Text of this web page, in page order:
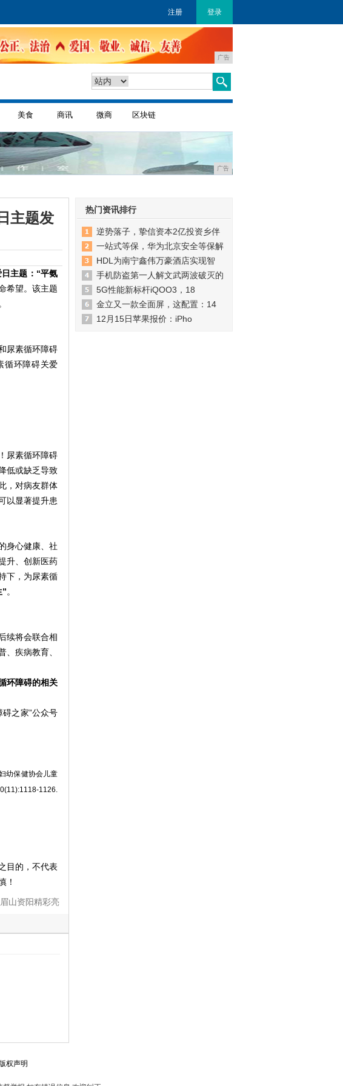
注册 登录
广告
美食 商讯 微商 区块链
广告
主题发
主题：“平氨
希望。该主题
尿素循环障碍
循环障碍关爱
尿素循环障碍
低或缺乏导致
，对病友群体
以显著提升患
身心健康、社
升、创新医药
下，为尿素循
”。
续将会联合相
、疾病教育、
环障碍的相关
之家”公众号
幼保健协会儿童
1126.
目的，不代表
！
山资阳精彩亮
热门资讯排行
逆势落子，挚信资本2亿投资乡伴
一站式等保，华为北京安全等保解
HDL为南宁鑫伟万豪酒店实现智
手机防盗第一人解文武两波破灭的
5G性能新标杆iQOO3，18
金立又一款全面屏，这配置：14
12月15日苹果报价：iPho
权声明